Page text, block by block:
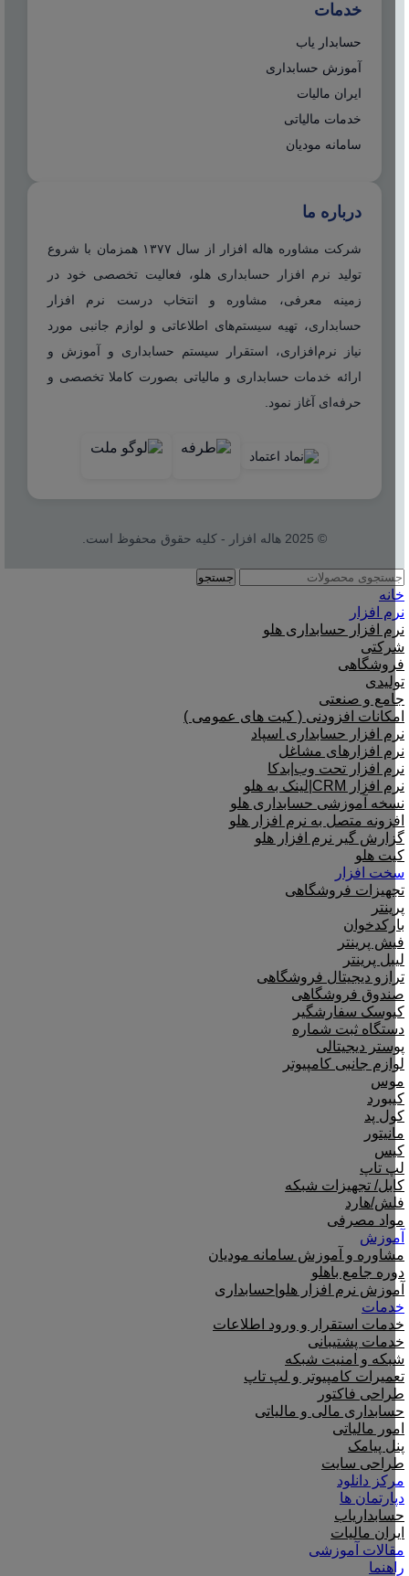
خدمات
حسابدار یاب
آموزش حسابداری
ایران مالیات
خدمات مالیاتی
سامانه مودیان
درباره ما
شرکت مشاوره هاله افزار از سال ۱۳۷۷ همزمان با شروع
تولید نرم افزار حسابداری هلو، فعالیت تخصصی خود در
زمینه معرفی، مشاوره و انتخاب درست نرم افزار
حسابداری، تهیه سیستم‌های اطلاعاتی و لوازم جانبی مورد
نیاز نرم‌افزاری، استقرار سیستم حسابداری و آموزش و
ارائه خدمات حسابداری و مالیاتی بصورت کاملا تخصصی و
حرفه‌ای آغاز نمود.
© 2025 هاله افزار - کلیه حقوق محفوظ است.
جستجو
خانه
نرم افزار
نرم افزار حسابداری هلو
شرکتی
فروشگاهی
تولیدی
جامع و صنعتی
امکانات افزودنی ( کیت های عمومی )
نرم افزار حسابداری اسپاد
نرم افزارهای مشاغل
نرم افزار تحت وب|بدکا
نرم افزار CRM|لینک به هلو
نسخه آموزشی حسابداری هلو
افزونه متصل به نرم افزار هلو
گزارش گیر نرم افزار هلو
کیت هلو
سخت افزار
تجهیزات فروشگاهی
پرینتر
بارکدخوان
فیش پرینتر
لیبل پرینتر
ترازو دیجیتال فروشگاهی
صندوق فروشگاهی
کیوسک سفارشگیر
دستگاه ثبت شماره
پوستر دیجیتالی
لوازم جانبی کامپیوتر
موس
کیبورد
کول پد
مانیتور
کیس
لپ تاپ
کابل/ تجهیزات شبکه
فلش/هارد
مواد مصرفی
آموزش
مشاوره و آموزش سامانه مودیان
دوره جامع باهلو
آموزش نرم افزار هلو|حسابداری
خدمات
خدمات استقرار و ورود اطلاعات
خدمات پشتیبانی
شبکه و امنیت شبکه
تعمیرات کامپیوتر و لپ تاپ
طراحی فاکتور
حسابداری مالی و مالیاتی
امور مالیاتی
پنل پیامک
طراحی سایت
مرکز دانلود
دپارتمان ها
حسابداریاب
ایران مالیات
مقالات آموزشی
راهنما